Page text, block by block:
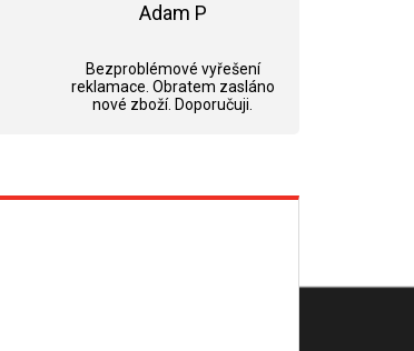
Adam P
Bezproblémové vyřešení
reklamace. Obratem zasláno
nové zboží. Doporučuji.